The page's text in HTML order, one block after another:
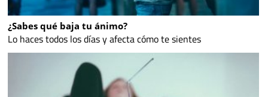
¿Sabes qué baja tu ánimo?
Lo haces todos los días y afecta cómo te sientes